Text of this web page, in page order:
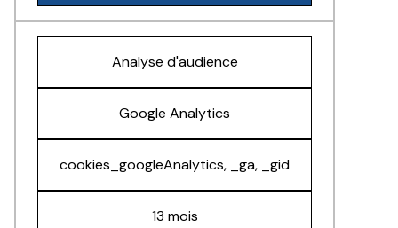
Analyse d'audience
Google Analytics
cookies_googleAnalytics, _ga, _gid
13 mois